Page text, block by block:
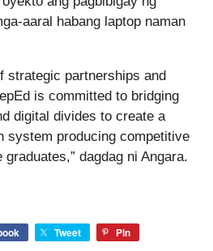
aaral habang laptop naman
strategic partnerships and
is committed to bridging
digital divides to create a
system producing competitive
dagdag ni Angara.
Tweet
Pin